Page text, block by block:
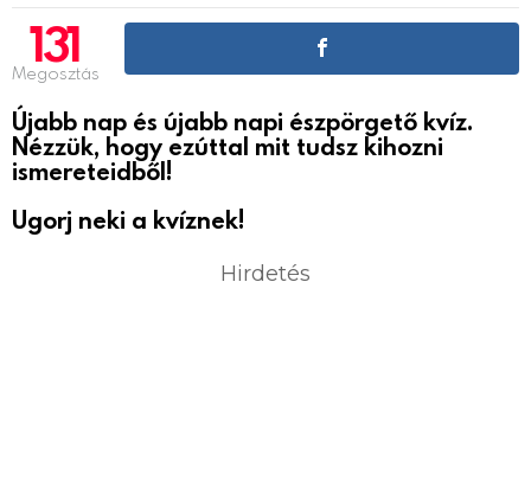
131
Megosztás
Újabb nap és újabb napi észpörgető kvíz.
Nézzük, hogy ezúttal mit tudsz kihozni
ismereteidből!
Ugorj neki a kvíznek!
Hirdetés